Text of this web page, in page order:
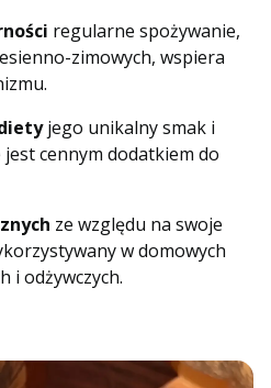
regularne spożywanie,
zimowych, wspiera
jego unikalny smak i
jest cennym dodatkiem do
ze względu na swoje
w domowych
i odżywczych.